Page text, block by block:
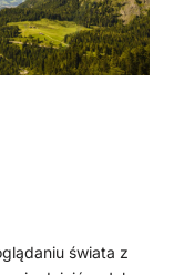
świata z